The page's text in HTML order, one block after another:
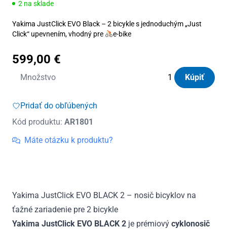
2 na sklade
Yakima JustClick EVO Black – 2 bicykle s jednoduchým „Just
Click“ upevnením, vhodný pre
‍e-bike
599,00 €
Množstvo
množstvo
bicyklov
ťažné
zariadenie
2
Kúpiť
Pridať do obľúbených
Kód produktu: AR1801
Máte otázku k produktu?
Yakima JustClick EVO BLACK 2 – nosič bicyklov na
ťažné zariadenie pre 2 bicykle
Yakima JustClick EVO BLACK 2 je prémiový cyklonosič